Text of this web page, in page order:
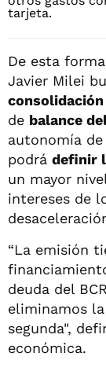
De esta
Javier Milei
de balance
autonomía
podrá definir
un mayor
intereses de
“La emisión
deuda del
eliminamos
segunda",
económica.